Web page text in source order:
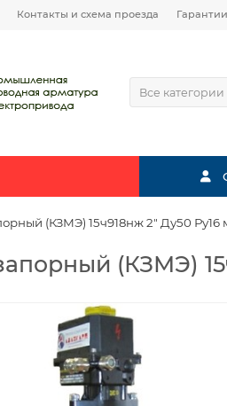
Контакты и схема проезда Гарантии
Все категории
(КЗМЭ) 15ч918нж 2″ Ду50
(КЗМЭ)